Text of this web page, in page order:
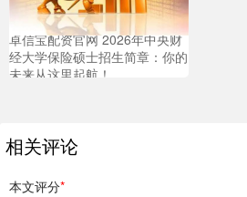
卓信宝配资官网 2026年中央财
经大学保险硕士招生简章：你的
未来从这里起航！
相关评论
本文评分*